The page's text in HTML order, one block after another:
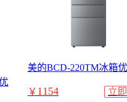
美的BCD-220TM冰箱
￥ 1154 立